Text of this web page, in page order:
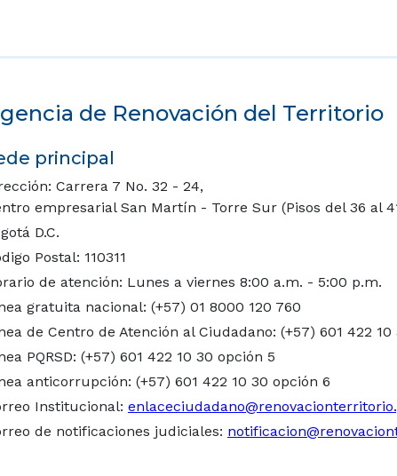
de Renovación del Territorio
principal
Carrera 7 No. 32 - 24,
empresarial San Martín - Torre Sur (Pisos del 36 al
D.C.
Postal: 110311
de atención: Lunes a viernes 8:00 a.m. - 5:00 p.m.
gratuita nacional: (+57) 01 8000 120 760
de Centro de Atención al Ciudadano: (+57) 601 422
PQRSD: (+57) 601 422 10 30 opción 5
anticorrupción: (+57) 601 422 10 30 opción 6
Institucional:
de notificaciones judiciales: